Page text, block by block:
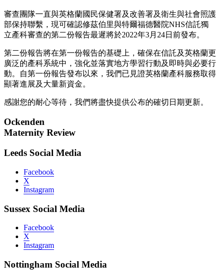
審查團隊一直與英格蘭國民保健署及改善署及衛生與社會照護
部保持聯繫，現可確認修茲伯里與特爾福德醫院NHS信託獨
立產科審查的第二份報告最遲將於2022年3月24日前發布。
第二份報告將在第一份報告的基礎上，確保在信託及英格蘭更
廣泛的產科系統中，強化並落實地方學習行動及即時與必要行
動。自第一份報告發布以來，我們已見證英格蘭產科服務取得
顯著進展及大量新資金。
感謝您的耐心等待，我們將盡快提供公布的確切日期更新。
Ockenden
Maternity Review
Leeds Social Media
Facebook
X
Instagram
Sussex Social Media
Facebook
X
Instagram
Nottingham Social Media